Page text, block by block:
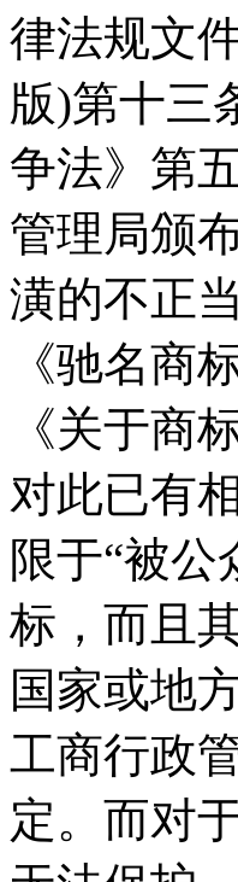
律法规文
版)第十三
争法》第
管理局颁
潢的不正
《驰名商
《关于商
对此已有
限于“被
标，而且
国家或地
工商行政
定。而对